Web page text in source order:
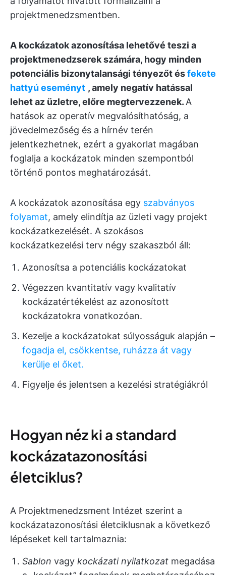
projektmenedzsmentben.
A kockázatok azonosítása lehetővé teszi a
projektmenedzserek számára, hogy minden
potenciális bizonytalansági tényezőt ésfekete
hattyú eseményt , amely negatív hatással
lehet az üzletre, előre megtervezzenek. A
hatások az operatív megvalósíthatóság, a
jövedelmezőség és a hírnév terén
jelentkezhetnek, ezért a gyakorlat magában
foglalja a kockázatok minden szempontból
történő pontos meghatározását.
A kockázatok azonosítása egy szabványos
folyamat, amely elindítja az üzleti vagy projekt
kockázatkezelését. A szokásos
kockázatkezelési terv négy szakaszból áll:
Azonosítsa a potenciális kockázatokat
Végezzen kvantitatív vagy kvalitatív
kockázatértékelést az azonosított
kockázatokra vonatkozóan.
Kezelje a kockázatokat súlyosságuk alapján –
fogadja el, csökkentse, ruházza át vagy
kerülje el őket.
Figyelje és jelentsen a kezelési stratégiákról
Hogyan néz ki a standard
kockázatazonosítási
életciklus?
A Projektmenedzsment Intézet szerint a
kockázatazonosítási életciklusnak a következő
lépéseket kell tartalmaznia:
Sablon vagy kockázati nyilatkozat megadása